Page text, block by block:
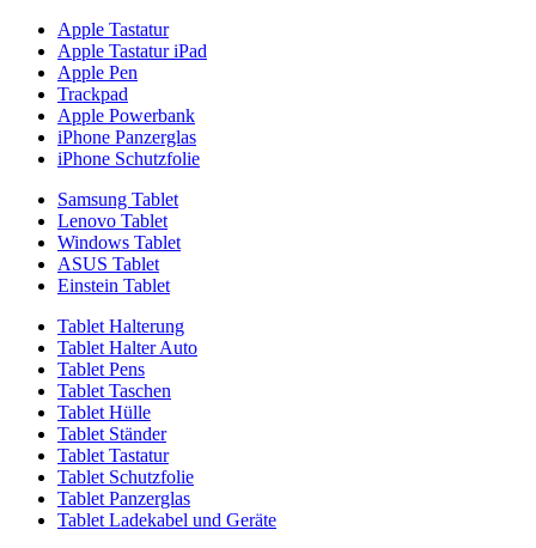
Apple Tastatur
Apple Tastatur iPad
Apple Pen
Trackpad
Apple Powerbank
iPhone Panzerglas
iPhone Schutzfolie
Samsung Tablet
Lenovo Tablet
Windows Tablet
ASUS Tablet
Einstein Tablet
Tablet Halterung
Tablet Halter Auto
Tablet Pens
Tablet Taschen
Tablet Hülle
Tablet Ständer
Tablet Tastatur
Tablet Schutzfolie
Tablet Panzerglas
Tablet Ladekabel und Geräte